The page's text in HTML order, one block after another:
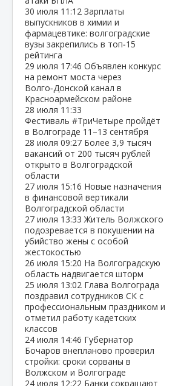
30 июля 11:12 Зарплаты
выпускников в химии и
фармацевтике: волгоградские
вузы закрепились в топ‑15
рейтинга
29 июля 17:46 Объявлен конкурс
на ремонт моста через
Волго‑Донской канал в
Красноармейском районе
28 июля 11:33
Фестиваль #ТриЧетыре пройдёт
в Волгограде 11–13 сентября
28 июля 09:27 Более 3,9 тысяч
вакансий от 200 тысяч рублей
открыто в Волгоградской
области
27 июля 15:16 Новые назначения
в финансовой вертикали
Волгоградской области
27 июля 13:33Житель Волжского
подозревается в покушении на
убийство жены с особой
жестокостью
26 июля 15:20 На Волгоградскую
область надвигается шторм
25 июля 13:02 Глава Волгограда
поздравил сотрудников СК с
профессиональным праздником и
отметил работу кадетских
классов
24 июля 14:46 Губернатор
Бочаров внепланово проверил
стройки: сроки сорваны в
Волжском и Волгограде
24 июля 12:22 Банки сокращают